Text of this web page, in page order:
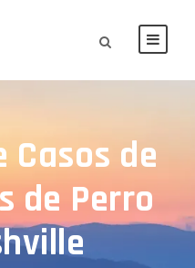
Casos de
de Perro